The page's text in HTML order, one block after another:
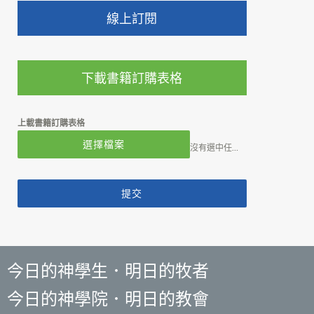
線上訂閱
下載書籍訂購表格
上載書籍訂購表格
選擇檔案
提交
今日的神學生．明日的牧者
今日的神學院．明日的教會